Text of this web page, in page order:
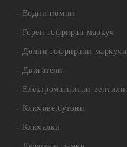
Водни помпи
Горен гофриран маркуч
Долни гофрирани маркучи
Двигатели
Електромагнитни вентили
Ключове,бутони
Ключалки